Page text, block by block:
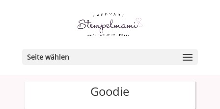
Seite wählen
Goodie